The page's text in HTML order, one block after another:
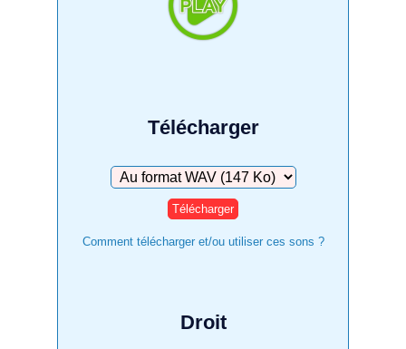
Télécharger
Télécharger
Comment télécharger et/ou utiliser ces sons ?
Droit